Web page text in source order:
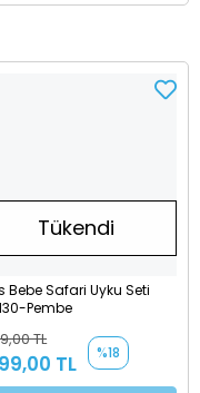
Tükendi
Bebe Safari Uyku Seti
Pembe
TL
TL %18